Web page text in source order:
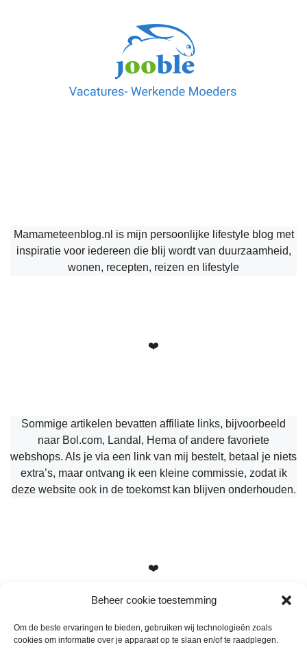
Beheer cookie toestemming
Om de beste ervaringen te bieden, gebruiken wij technologieën zoals
cookies om informatie over je apparaat op te slaan en/of te raadplegen.
Mamameteenblog.nl is mijn persoonlijke lifestyle blog met
inspiratie voor iedereen die blij wordt van duurzaamheid,
wonen, recepten, reizen en lifestyle
❤️
Sommige artikelen bevatten affiliate links, bijvoorbeeld
naar Bol.com, Landal, Hema of andere favoriete
webshops. Als je via een link van mij bestelt, betaal je niets
extra’s, maar ontvang ik een kleine commissie, zodat ik
deze website ook in de toekomst kan blijven onderhouden.
❤️
Heb je vragen, suggesties of tips? Stuur me een berichtje